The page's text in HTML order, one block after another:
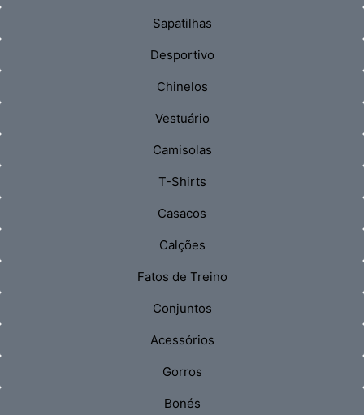
Sapatilhas
Desportivo
Chinelos
Vestuário
Camisolas
T-Shirts
Casacos
Calções
Fatos de Treino
Conjuntos
Acessórios
Gorros
Bonés